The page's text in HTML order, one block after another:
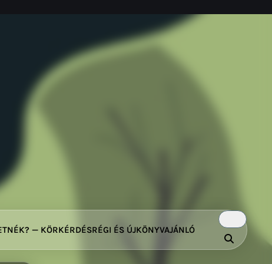
— KÖRKÉRDÉSRÉGI ÉS ÚJKÖNYVAJÁNLÓ